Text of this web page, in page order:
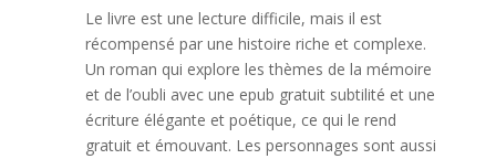
Le livre est une lecture difficile, mais il est
récompensé par une histoire riche et complexe.
Un roman qui explore les thèmes de la mémoire
et de l’oubli avec une epub gratuit subtilité et une
écriture élégante et poétique, ce qui le rend
gratuit et émouvant. Les personnages sont aussi